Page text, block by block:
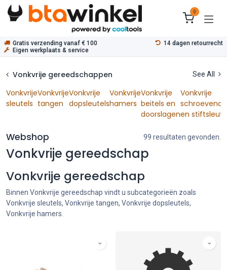
Overslaan naar inhoud
0
Gratis verzending vanaf € 100
14 dagen retourrecht
Eigen werkplaats & service
Vonkvrije gereedschappen See All
Vonkvrije
sleutels
Vonkvrije
tangen
Vonkvrije
dopsleutels
Vonkvrije
hamers
Vonkvrije
beitels en
doorslagen
Vonkvrije
en
Webshop 99 resultaten gevonden.
Vonkvrije gereedschap
Vonkvrije gereedschap
Binnen Vonkvrije gereedschap vindt u subcategorieën zoals
Vonkvrije sleutels, Vonkvrije tangen, Vonkvrije dopsleutels,
Vonkvrije hamers.